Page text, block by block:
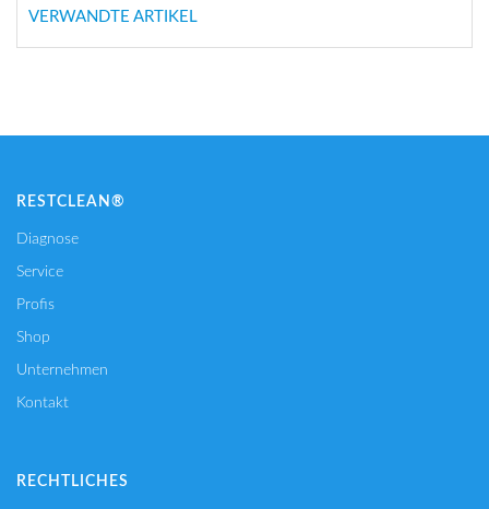
VERWANDTE ARTIKEL
RESTCLEAN®
Diagnose
Service
Profis
Shop
Unternehmen
Kontakt
RECHTLICHES